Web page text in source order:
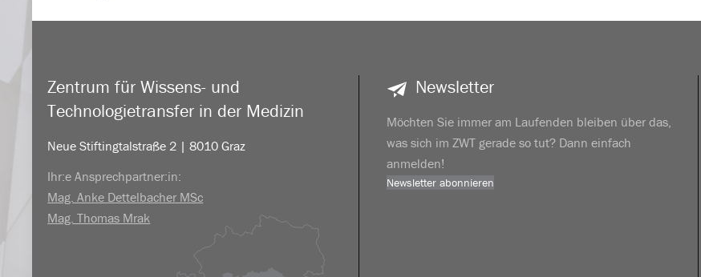
Zentrum für Wissens- und
Technologietransfer in der Medizin
Neue Stiftingtalstraße 2 | 8010 Graz
Ihr:e Ansprechpartner:in:
Mag. Anke Dettelbacher MSc
Mag. Thomas Mrak
Newsletter
Möchten Sie immer am Laufenden bleiben über das,
was sich im ZWT gerade so tut? Dann einfach
anmelden!
Newsletter abonnieren